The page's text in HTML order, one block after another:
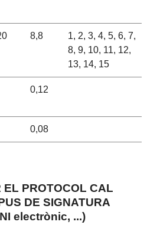
8,8
1, 2, 3, 4, 5, 6, 7,
8, 9, 10, 11, 12,
13, 14, 15
0,12
0,08
PROTOCOL CAL
DE SIGNATURA
electrònic, ...)